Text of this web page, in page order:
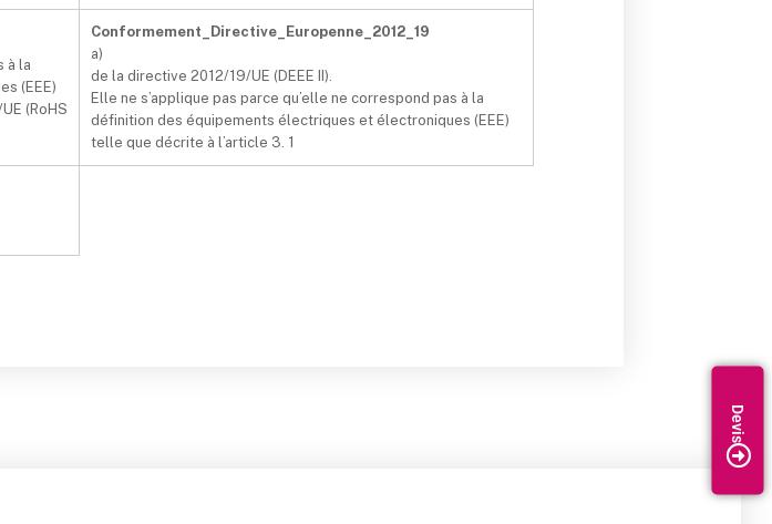
à la
(EEE)
(RoHS
Conformement_Directive_Europenne_2012_19
a)
de la directive 2012/19/UE (DEEE II).
Elle ne s’applique pas parce qu’elle ne correspond pas à la
définition des équipements électriques et électroniques (EEE)
telle que décrite à l’article 3. 1